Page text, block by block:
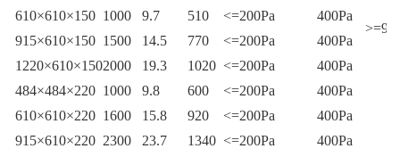
610×610×150 1000 9.7 510 <=200Pa
400Pa
915×610×150 1500 14.5 770 <=200Pa
400Pa
1220×610×1502000 19.3 1020 <=200Pa
400Pa
484×484×220 1000 9.8 600 <=200Pa
400Pa
610×610×220 1600 15.8 920 <=200Pa
400Pa
915×610×220 2300 23.7 1340 <=200Pa
400Pa